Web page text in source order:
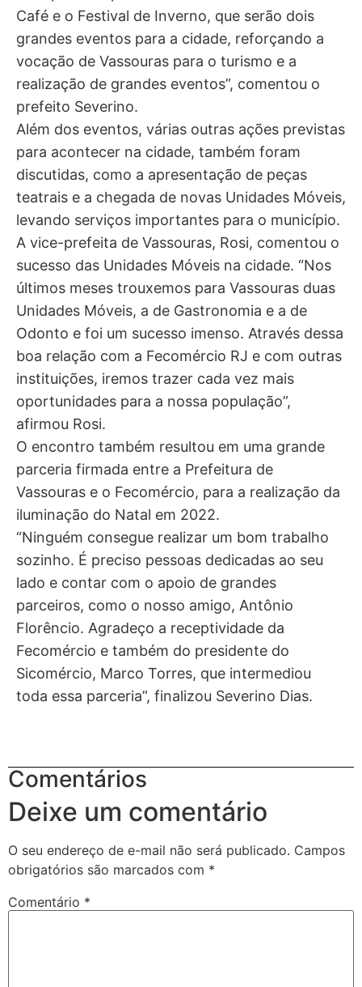
Café e o Festival de Inverno, que serão dois
grandes eventos para a cidade, reforçando a
vocação de Vassouras para o turismo e a
realização de grandes eventos”, comentou o
prefeito Severino.
Além dos eventos, várias outras ações previstas
para acontecer na cidade, também foram
discutidas, como a apresentação de peças
teatrais e a chegada de novas Unidades Móveis,
levando serviços importantes para o município.
A vice-prefeita de Vassouras, Rosi, comentou o
sucesso das Unidades Móveis na cidade. “Nos
últimos meses trouxemos para Vassouras duas
Unidades Móveis, a de Gastronomia e a de
Odonto e foi um sucesso imenso. Através dessa
boa relação com a Fecomércio RJ e com outras
instituições, iremos trazer cada vez mais
oportunidades para a nossa população”,
afirmou Rosi.
O encontro também resultou em uma grande
parceria firmada entre a Prefeitura de
Vassouras e o Fecomércio, para a realização da
iluminação do Natal em 2022.
“Ninguém consegue realizar um bom trabalho
sozinho. É preciso pessoas dedicadas ao seu
lado e contar com o apoio de grandes
parceiros, como o nosso amigo, Antônio
Florêncio. Agradeço a receptividade da
Fecomércio e também do presidente do
Sicomércio, Marco Torres, que intermediou
toda essa parceria”, finalizou Severino Dias.
Comentários
Deixe um comentário
O seu endereço de e-mail não será publicado. Campos
obrigatórios são marcados com *
Comentário *